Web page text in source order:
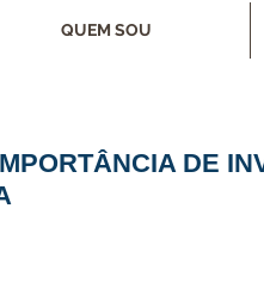
QUEM SOU
DE